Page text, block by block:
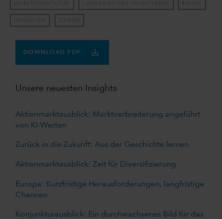
MARKTVOLATILITÄT LANGFRISTIGES INVESTIEREN RISIKO
INFLATION ZINSEN
DOWNLOAD PDF
Unsere neuesten Insights
Aktienmarktausblick: Marktverbreiterung angeführt
von KI-Werten
Zurück in die Zukunft: Aus der Geschichte lernen
Aktienmarktausblick: Zeit für Diversifizierung
Europa: Kurzfristige Herausforderungen, langfristige
Chancen
Konjunkturausblick: Ein durchwachsenes Bild für das